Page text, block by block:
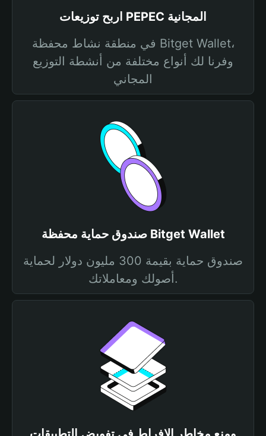
اربح توزيعات PEPEC المجانية
في منطقة نشاط محفظة Bitget Wallet،
وفرنا لك أنواع مختلفة من أنشطة التوزيع
المجاني
صندوق حماية محفظة Bitget Wallet
صندوق حماية بقيمة 300 مليون دولار لحماية
أصولك ومعاملاتك.